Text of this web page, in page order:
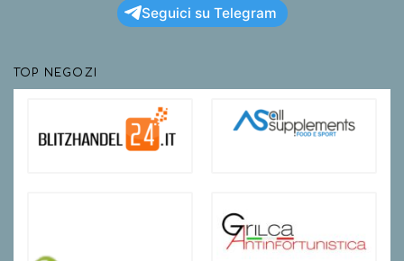
Seguici su Telegram
TOP NEGOZI